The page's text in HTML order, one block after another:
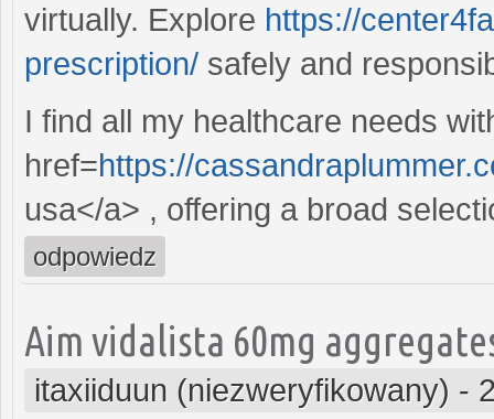
virtually. Explore https://
prescription/ safely and
I find all my healthcare needs
href=https://
usa</a> , offering a broad
odpowiedz
Aim vidalista 60mg
itaxiiduun (niezweryfikowany) -